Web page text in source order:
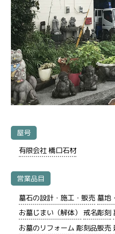
屋号
有限会社 橋口石材
営業品目
墓石の設計・施工・販売 墓地
お墓じまい（解体） 戒名彫刻
お墓のリフォーム 彫刻品販売